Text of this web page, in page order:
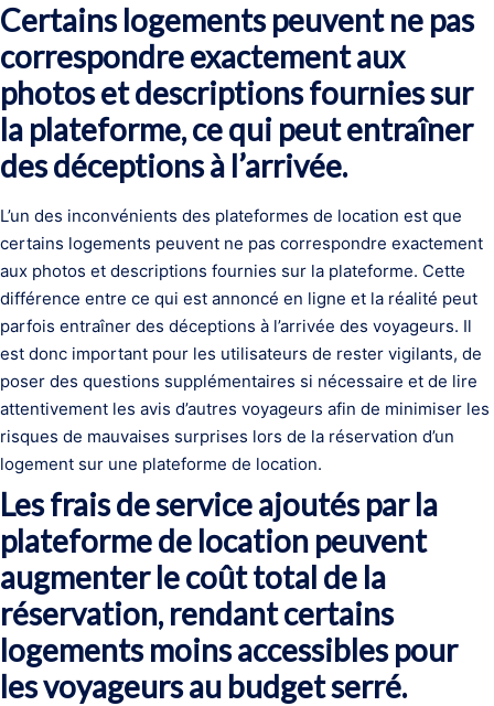
Certains logements peuvent ne pas
correspondre exactement aux
photos et descriptions fournies sur
la plateforme, ce qui peut entraîner
des déceptions à l’arrivée.
L’un des inconvénients des plateformes de location est que
certains logements peuvent ne pas correspondre exactement
aux photos et descriptions fournies sur la plateforme. Cette
différence entre ce qui est annoncé en ligne et la réalité peut
parfois entraîner des déceptions à l’arrivée des voyageurs. Il
est donc important pour les utilisateurs de rester vigilants, de
poser des questions supplémentaires si nécessaire et de lire
attentivement les avis d’autres voyageurs afin de minimiser les
risques de mauvaises surprises lors de la réservation d’un
logement sur une plateforme de location.
Les frais de service ajoutés par la
plateforme de location peuvent
augmenter le coût total de la
réservation, rendant certains
logements moins accessibles pour
les voyageurs au budget serré.